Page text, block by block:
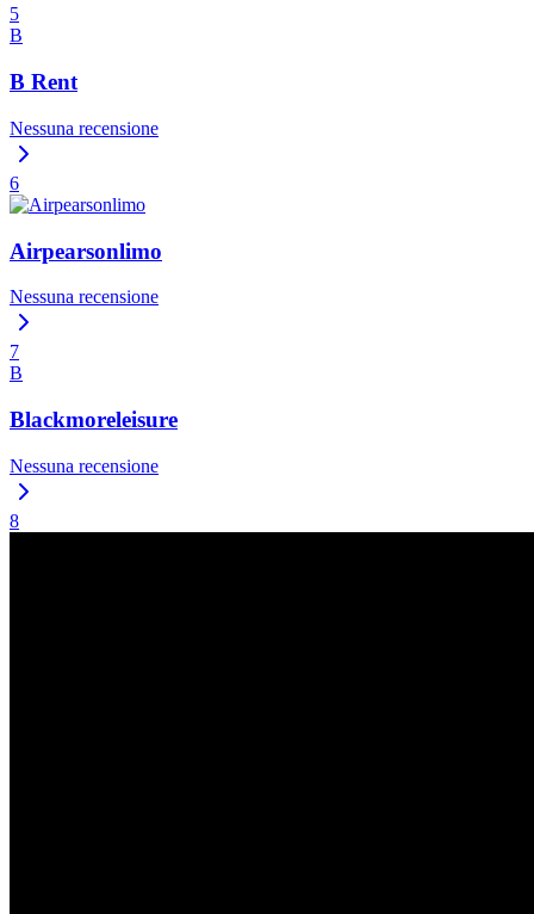
5
B
B Rent
Nessuna recensione
6
Airpearsonlimo
Nessuna recensione
7
B
Blackmoreleisure
Nessuna recensione
8